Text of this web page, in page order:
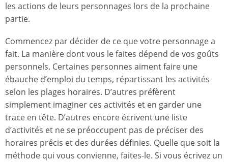
les actions de leurs personnages lors de la prochaine
partie.
Commencez par décider de ce que votre personnage a
fait. La manière dont vous le faites dépend de vos goûts
personnels. Certaines personnes aiment faire une
ébauche d’emploi du temps, répartissant les activités
selon les plages horaires. D’autres préfèrent
simplement imaginer ces activités et en garder une
trace en tête. D’autres encore écrivent une liste
d’activités et ne se préoccupent pas de préciser des
horaires précis et des durées définies. Quelle que soit la
méthode qui vous convienne, faites-le. Si vous écrivez un